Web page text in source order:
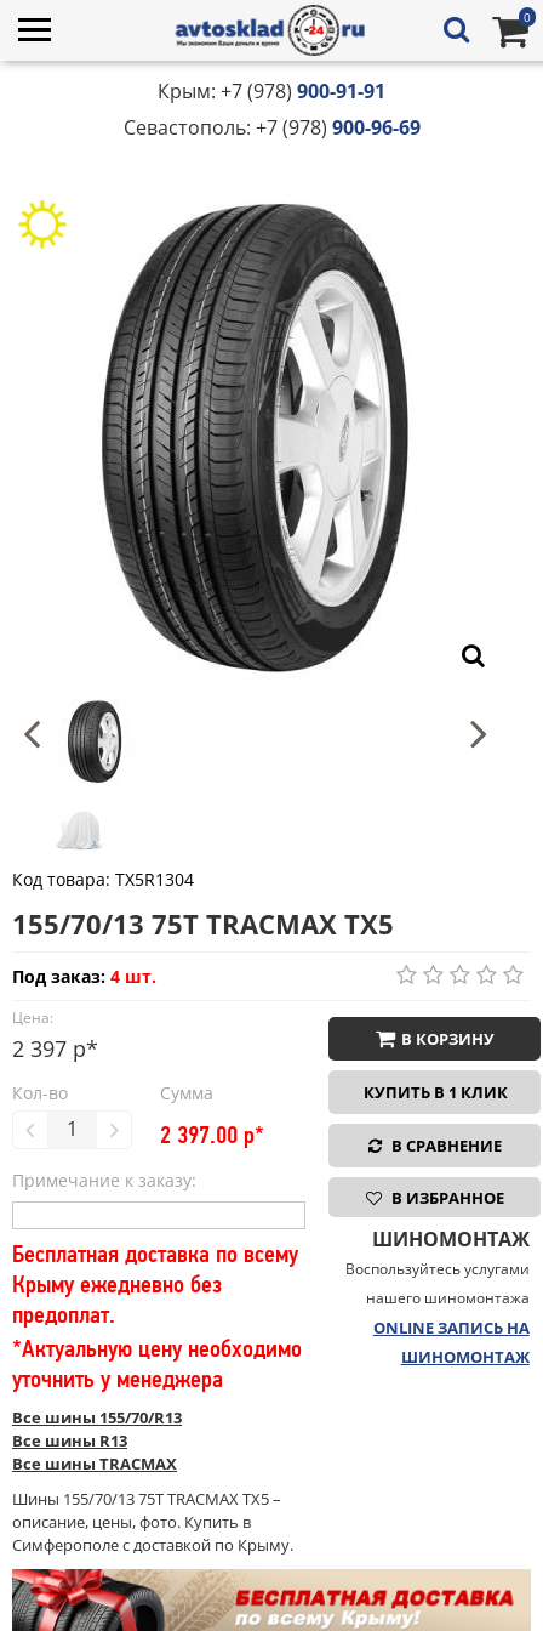
0
Крым: +7 (978) 900-91-91
Севастополь: +7 (978) 900-96-69
Код товара: TX5R1304
155/70/13 75T TRACMAX TX5
Под заказ: 4 шт.
Цена:
2 397 р*
Кол-во Сумма
2 397.00 р*
Примечание к заказу:
Бесплатная доставка по всему
Крыму ежедневно без
предоплат.
*Актуальную цену необходимо
уточнить у менеджера
Все шины 155/70/R13
Все шины R13
Все шины TRACMAX
Шины 155/70/13 75T TRACMAX TX5 –
описание, цены, фото. Купить в
Симферополе с доставкой по Крыму.
В КОРЗИНУ
КУПИТЬ В 1 КЛИК
В СРАВНЕНИЕ
В ИЗБРАННОЕ
ШИНОМОНТАЖ
Воспользуйтесь услугами
нашего шиномонтажа
ONLINE ЗАПИСЬ НА
ШИНОМОНТАЖ